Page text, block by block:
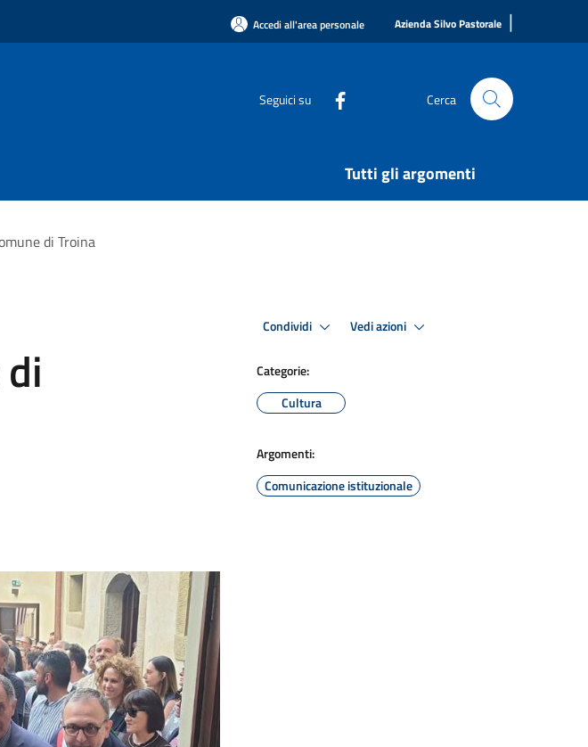
Accedi all'area personale Azienda Silvo Pastorale |
Seguici su Cerca
Tutti gli argomenti
di Troina
Condividi Vedi azioni
Categorie:
Cultura
Argomenti:
Comunicazione istituzionale